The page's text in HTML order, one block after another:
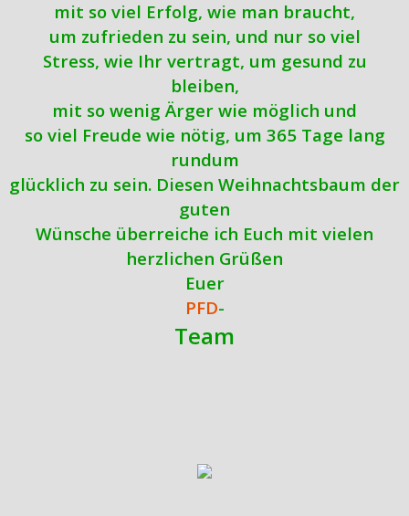
mit so viel Erfolg, wie man braucht,
um zufrieden zu sein, und nur so viel
Stress, wie Ihr vertragt, um gesund zu
bleiben,
mit so wenig Ärger wie möglich und
so viel Freude wie nötig, um 365 Tage lang
rundum
glücklich zu sein. Diesen Weihnachtsbaum der
guten
Wünsche überreiche ich Euch mit vielen
herzlichen Grüßen
Euer
PFD-
Team